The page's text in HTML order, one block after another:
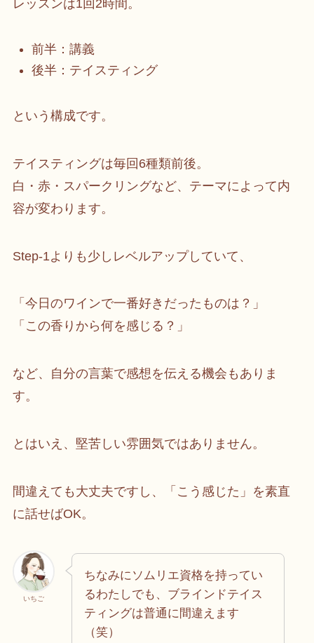
レッスンは1回2時間。
前半：講義
後半：テイスティング
という構成です。
テイスティングは毎回6種類前後。
白・赤・スパークリングなど、テーマによって内
容が変わります。
Step-1よりも少しレベルアップしていて、
「今日のワインで一番好きだったものは？」
「この香りから何を感じる？」
など、自分の言葉で感想を伝える機会もありま
す。
とはいえ、堅苦しい雰囲気ではありません。
間違えても大丈夫ですし、「こう感じた」を素直
に話せばOK。
いちご
ちなみにソムリエ資格を持ってい
るわたしでも、ブラインドテイス
ティングは普通に間違えます
（笑）